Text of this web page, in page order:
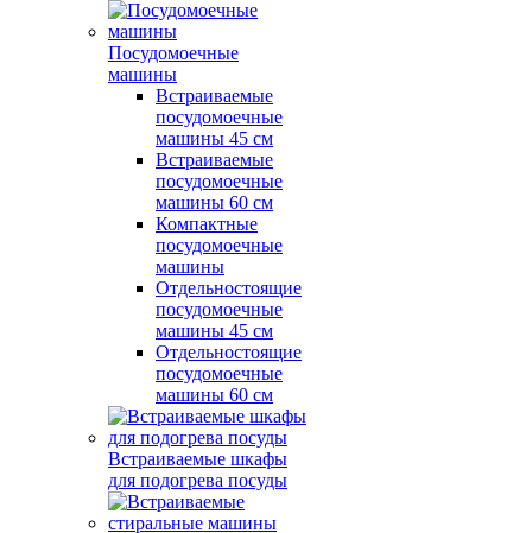
Посудомоечные
машины
Встраиваемые
посудомоечные
машины 45 см
Встраиваемые
посудомоечные
машины 60 см
Компактные
посудомоечные
машины
Отдельностоящие
посудомоечные
машины 45 см
Отдельностоящие
посудомоечные
машины 60 см
Встраиваемые шкафы
для подогрева посуды